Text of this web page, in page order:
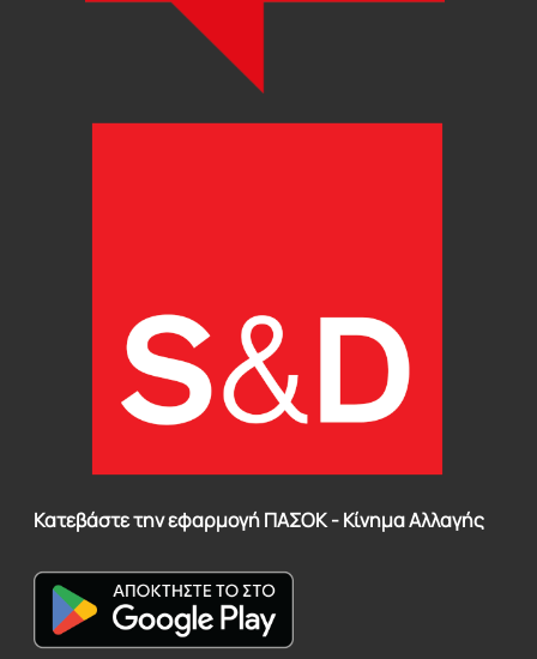
Κατεβάστε την εφαρμογή ΠΑΣΟΚ - Κίνημα Αλλαγής